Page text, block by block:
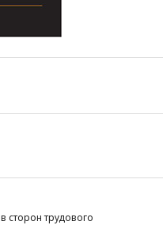
сторон трудового